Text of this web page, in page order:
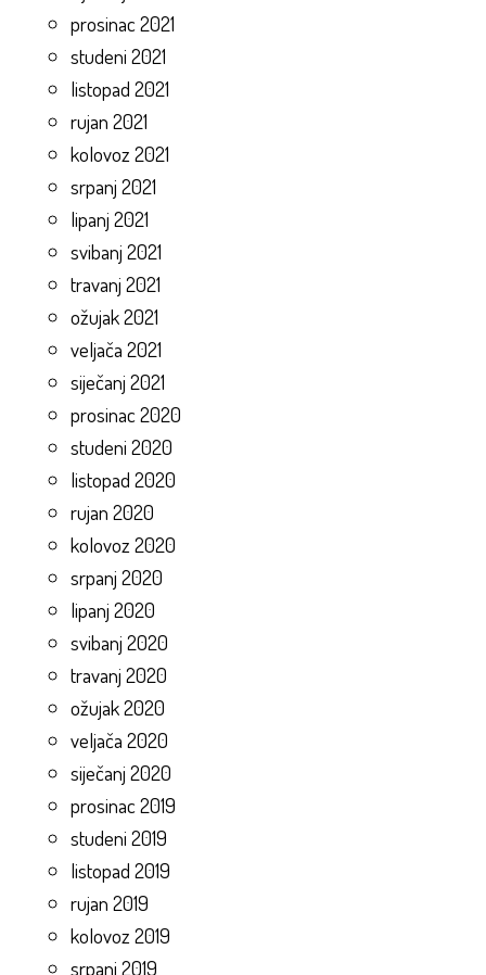
prosinac 2021
studeni 2021
listopad 2021
rujan 2021
kolovoz 2021
srpanj 2021
lipanj 2021
svibanj 2021
travanj 2021
ožujak 2021
veljača 2021
siječanj 2021
prosinac 2020
studeni 2020
listopad 2020
rujan 2020
kolovoz 2020
srpanj 2020
lipanj 2020
svibanj 2020
travanj 2020
ožujak 2020
veljača 2020
siječanj 2020
prosinac 2019
studeni 2019
listopad 2019
rujan 2019
kolovoz 2019
srpanj 2019